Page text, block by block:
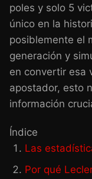
poles y solo 5
único en la
posiblemente el
generación y
en convertir esa
apostador, esto
información
Índice
Las
Por qué